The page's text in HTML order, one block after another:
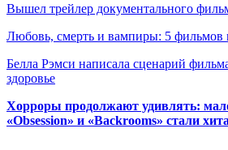
Вышел трейлер документального
Любовь, смерть и вампиры: 5 фильмов
Белла Рэмси написала сценарий
здоровье
Хорроры продолжают удивлять:
«Obsession» и «Backrooms» стали